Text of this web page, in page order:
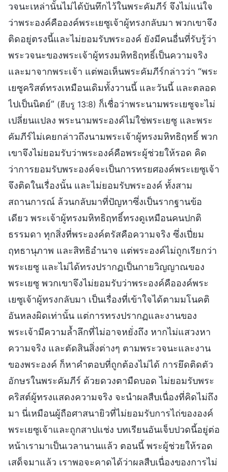
วจนะเหล่านั้นไม่ได้บันทึกไว้ในพระคัมภีร์ จึงไม่แน่ใจ
ว่าพระองค์คือองค์พระเยซูเจ้าผู้ทรงกลับมา พวกเขาจึง
ติดอยู่ตรงนี้และไม่ยอมรับพระองค์ ยังมีคนอื่นที่รับรู้ว่า
พระวจนะของพระเจ้าผู้ทรงมหิทธิฤทธิ์เป็นความจริง
และมาจากพระเจ้า แต่พอเห็นพระคัมภีร์กล่าวว่า “พระ
เยซูคริสต์ทรงเหมือนเดิมทั้งวานนี้ และวันนี้ และตลอด
ไปเป็นนิตย์” (ฮีบรู 13:8) ก็เชื่อว่าพระนามพระเยซูจะไม่
เปลี่ยนแปลง พระนามพระองค์ไม่ใช่พระเยซู และพระ
คัมภีร์ไม่เคยกล่าวถึงนามพระเจ้าผู้ทรงมหิทธิฤทธิ์ พวก
เขาจึงไม่ยอมรับว่าพระองค์คือพระผู้ช่วยให้รอด คิด
ว่าการยอมรับพระองค์จะเป็นการทรยศองค์พระเยซูเจ้า
จึงติดในเรื่องนั้น และไม่ยอมรับพระองค์ ทั้งสาม
สถานการณ์ ล้วนกลับมาที่ปัญหาซึ่งเป็นรากฐานข้อ
เดียว พระเจ้าผู้ทรงมหิทธิฤทธิ์ทรงดูเหมือนคนปกติ
ธรรมดา ทุกสิ่งที่พระองค์ตรัสคือความจริง ซึ่งเปี่ยม
ฤทธานุภาพ และสิทธิอำนาจ แต่พระองค์ไม่ถูกเรียกว่า
พระเยซู และไม่ได้ทรงปรากฏเป็นกายวิญญาณของ
พระเยซู พวกเขาจึงไม่ยอมรับว่าพระองค์คือองค์พระ
เยซูเจ้าผู้ทรงกลับมา เป็นเรื่องที่เข้าใจได้ตามมโนคติ
อันหลงผิดเท่านั้น แต่การทรงปรากฏและงานของ
พระเจ้ามีความล้ำลึกที่ไม่อาจหยั่งถึง หากไม่แสวงหา
ความจริง และตัดสินสิ่งต่างๆ ตามพระวจนะและงาน
ของพระองค์ ก็หาคำตอบที่ถูกต้องไม่ได้ การยึดติดตัว
อักษรในพระคัมภีร์ ด้วยดวงตามืดบอด ไม่ยอมรับพระ
คริสต์ผู้ทรงแสดงความจริง จะนำผลสืบเนื่องที่คิดไม่ถึง
มา นี่เหมือนผู้ถือศาสนายิวที่ไม่ยอมรับการไถ่ขององค์
พระเยซูเจ้าและถูกสาปแช่ง บทเรียนอันเจ็บปวดนี้อยู่ต่อ
หน้าเรามาเป็นเวลานานแล้ว ตอนนี้ พระผู้ช่วยให้รอด
เสด็จมาแล้ว เราพอจะคาดได้ว่าผลสืบเนื่องของการไม่